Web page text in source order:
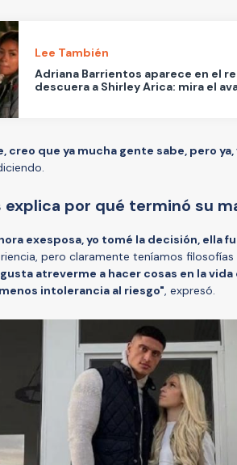
Lee También
Adriana Barrientos aparece en el
descuera a Shirley Arica: mira el
creo que ya mucha gente sabe, pero
explica por qué terminó su
exesposa, yo tomé la decisión, ella
pero claramente teníamos
atreverme a hacer cosas en la
intolerancia al riesgo", expresó.